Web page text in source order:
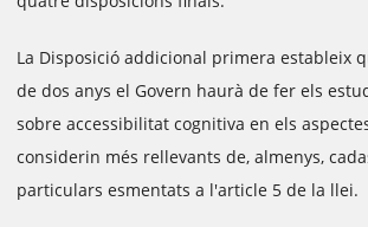
La Disposició addicional primera estableix
de dos anys el Govern haurà de fer els
sobre accessibilitat cognitiva en els
considerin més rellevants de, almenys,
particulars esmentats a l'article 5 de la llei.